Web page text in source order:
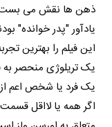
ذهن ها نقش می بست ،
یادآور "پدر خوانده"
این فیلم را بهترین
یک تریلوژی منحصر به
یک فرد یا شخص اعم از
اگر همه یا لااقل